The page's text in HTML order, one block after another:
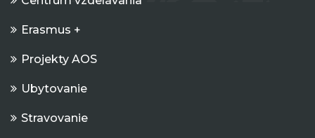
Erasmus +
Projekty AOS
Ubytovanie
Stravovanie